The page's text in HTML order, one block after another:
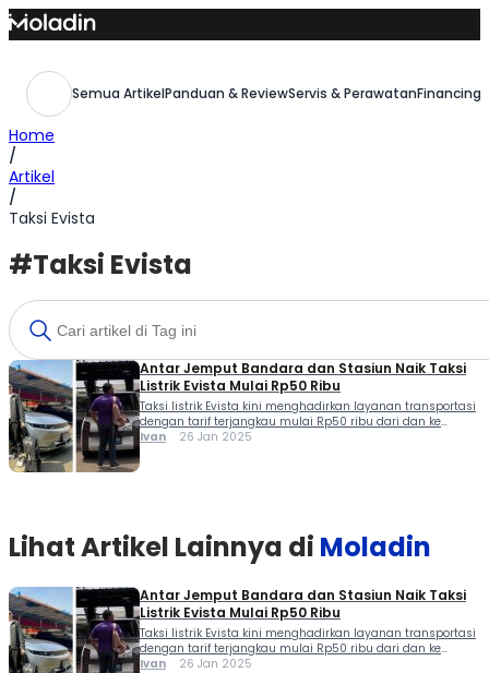
Skip
to
Semua ArtikelPanduan & ReviewServis & Perawatan
Home
/
Artikel
/
Taksi Evista
#Taksi Evista
Antar Jemput Bandara dan Stasiun Naik Taksi
Listrik Evista Mulai Rp50 Ribu
Taksi listrik Evista kini menghadirkan layanan transportasi
dengan tarif terjangkau mulai Rp50 ribu dari dan ke
bandara juga ke stasiun di wilayah Jabodetabek. Layanan
Ivan 26 Jan 2025
Lihat Artikel Lainnya di Moladin
Antar Jemput Bandara dan Stasiun Naik Taksi
Listrik Evista Mulai Rp50 Ribu
Taksi listrik Evista kini menghadirkan layanan transportasi
dengan tarif terjangkau mulai Rp50 ribu dari dan ke
bandara juga ke stasiun di wilayah Jabodetabek. Layanan
Ivan 26 Jan 2025